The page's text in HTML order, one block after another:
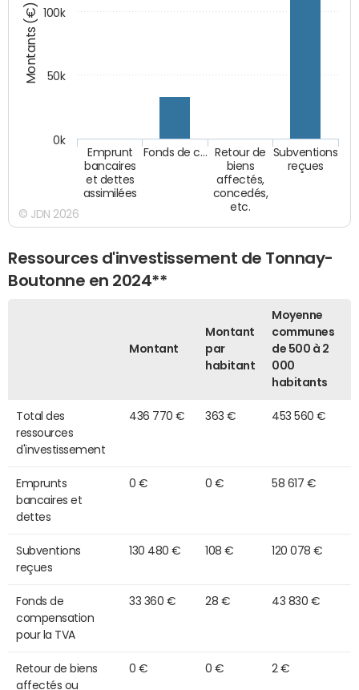
Montants (€)
Emprunt
bancaires
et dettes
assimilées
Fonds de c…
Retour de
biens
affectés,
concedés,
etc.
Subventions
reçues
0k
50k
100k
© JDN 2026
Ressources d'investissement de Tonnay-
Boutonne en 2024**
Montant
Montant
par
habitant
Moyenne
communes
de 500 à 2
000
habitants
Total des
ressources
d'investissement
436 770 € 363 € 453 560 €
Emprunts
bancaires et
dettes
0 € 0 € 58 617 €
Subventions
reçues
130 480 € 108 € 120 078 €
Fonds de
compensation
pour la TVA
33 360 € 28 € 43 830 €
Retour de biens
affectés ou
0 € 0 € 2 €